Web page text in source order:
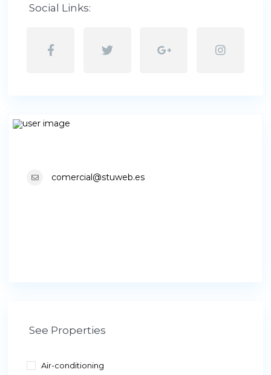
Social Links:
comercial@stuweb.es
See Properties
Air-conditioning